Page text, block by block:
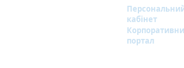
кабінет
портал